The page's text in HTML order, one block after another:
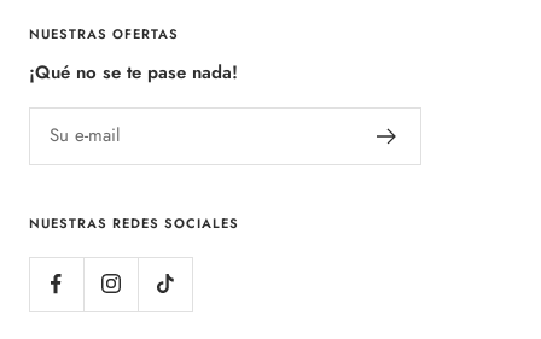
NUESTRAS OFERTAS
¡Qué no se te pase nada!
Su e-mail
NUESTRAS REDES SOCIALES